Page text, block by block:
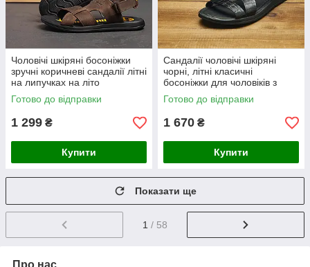
Чоловічі шкіряні босоніжки
зручні коричневі сандалії літні
на липучках на літо
Готово до відправки
1 299 ₴
Купити
Сандалії чоловічі шкіряні
чорні, літні класичні
босоніжки для чоловіків з
натуральної шкіри на літо
*Са-19 чор-питон*
Готово до відправки
1 670 ₴
Купити
Показати ще
1 / 58
Про нас